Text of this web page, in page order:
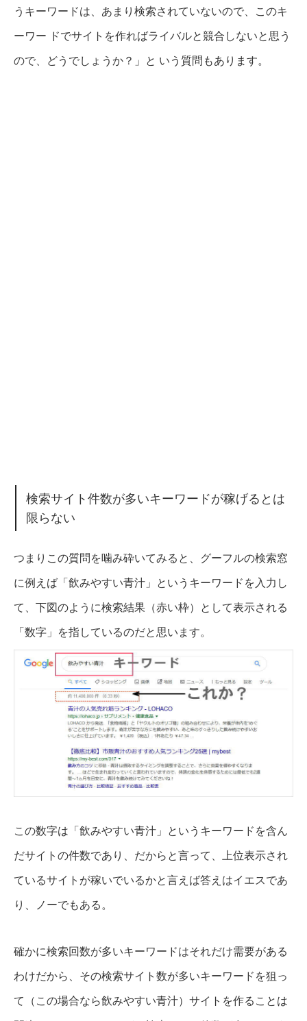
うキーワードは、あまり検索されていないので、このキ
ーワー ドでサイトを作ればライバルと競合しないと思う
ので、どうでしょうか？」と いう質問もあります。
検索サイト件数が多いキーワードが稼げるとは
限らない
つまりこの質問を噛み砕いてみると、グーフルの検索窓
に例えば「飲みやすい青汁」というキーワードを入力し
て、下図のように検索結果（赤い枠）として表示される
「数字」を指しているのだと思います。
この数字は「飲みやすい青汁」というキーワードを含ん
だサイトの件数であり、だからと言って、上位表示され
ているサイトが稼いでいるかと言えば答えはイエスであ
り、ノーでもある。
確かに検索回数が多いキーワードはそれだけ需要がある
わけだから、その検索サイト数が多いキーワードを狙っ
て（この場合なら飲みやすい青汁）サイトを作ることは